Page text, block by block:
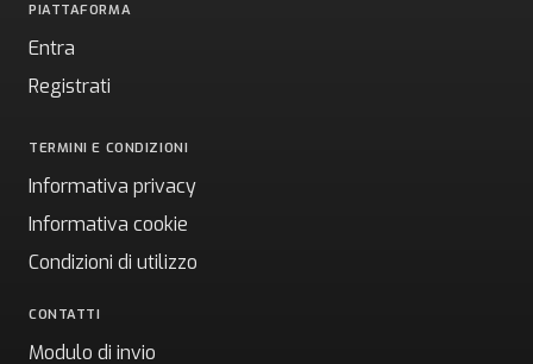
PIATTAFORMA
Entra
Registrati
TERMINI E CONDIZIONI
Informativa privacy
Informativa cookie
Condizioni di utilizzo
CONTATTI
Modulo di invio